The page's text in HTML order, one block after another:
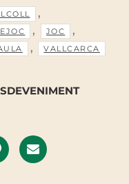
,
, JOC ,
, VALLCARCA